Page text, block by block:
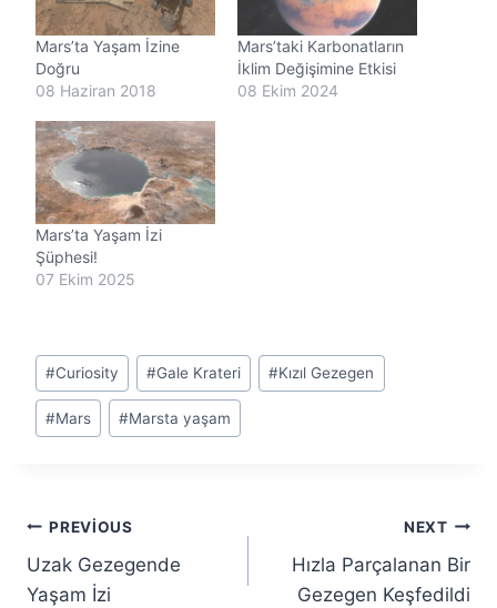
.
.
Mars’ta Yaşam İzine
Doğru
08 Haziran 2018
Mars’taki Karbonatların
İklim Değişimine Etkisi
08 Ekim 2024
Mars’ta Yaşam İzi
Şüphesi!
07 Ekim 2025
Post
Tags:
#Curiosity #Gale Krateri #Kızıl Gezegen
#Mars #Marsta yaşam
Yazı
gezinmesi
PREVIOUS
Uzak Gezegende
Yaşam İzi
NEXT
Hızla Parçalanan Bir
Gezegen Keşfedildi